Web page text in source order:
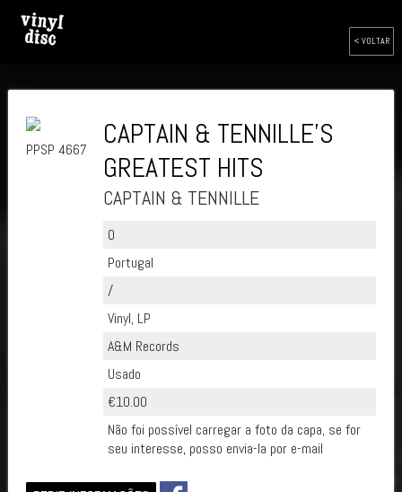
< VOLTAR
PPSP 4667
CAPTAIN & TENNILLE'S
GREATEST HITS
CAPTAIN & TENNILLE
0
Portugal
/
Vinyl, LP
A&M Records
Usado
€10.00
Não foi possível carregar a foto da capa, se for
seu interesse, posso envia-la por e-mail